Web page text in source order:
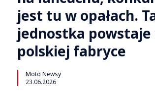
jest tu w opałach.
jednostka powstaje
polskiej fabryce
Moto Newsy
23.06.2026